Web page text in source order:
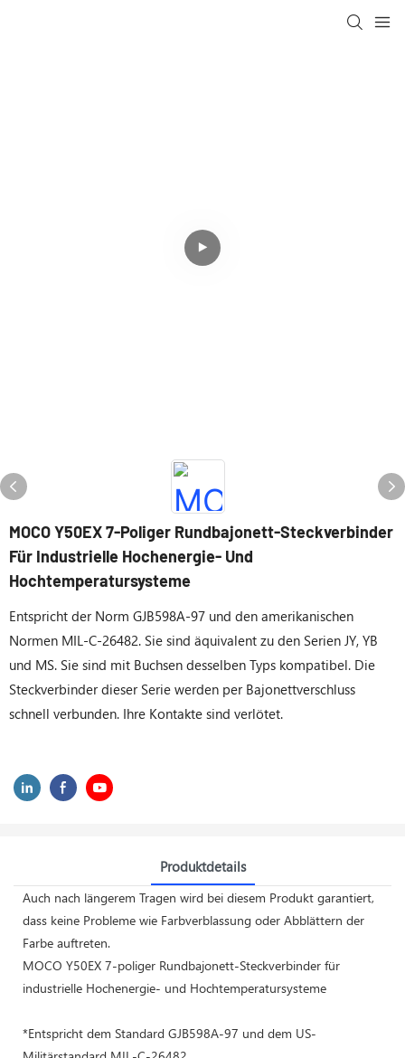
MOCO Y50EX 7-Poliger Rundbajonett-Steckverbinder
Für Industrielle Hochenergie- Und
Hochtemperatursysteme
Entspricht der Norm GJB598A-97 und den amerikanischen
Normen MIL-C-26482. Sie sind äquivalent zu den Serien JY, YB
und MS. Sie sind mit Buchsen desselben Typs kompatibel. Die
Steckverbinder dieser Serie werden per Bajonettverschluss
schnell verbunden. Ihre Kontakte sind verlötet.
Produktdetails
Auch nach längerem Tragen wird bei diesem Produkt garantiert,
dass keine Probleme wie Farbverblassung oder Abblättern der
Farbe auftreten.
MOCO Y50EX 7-poliger Rundbajonett-Steckverbinder für
industrielle Hochenergie- und Hochtemperatursysteme
*Entspricht dem Standard GJB598A-97 und dem US-